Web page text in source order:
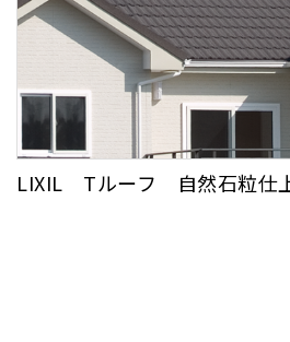
LIXIL Tルーフ 自然石粒仕